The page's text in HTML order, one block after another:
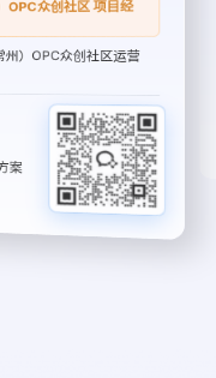
地（常州）品宣部长
人基地（常州）运营及
案